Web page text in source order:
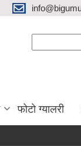
फोटो ग्यालरी